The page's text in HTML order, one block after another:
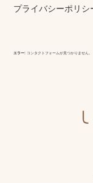
プライバシーポリシ
エラー: コンタクトフォームが見つかりません。